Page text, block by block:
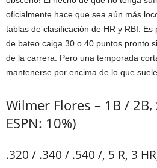
oficialmente hace que sea aún más
tablas de clasificación de HR y RBI.
de bateo caiga 30 o 40 puntos pronto
de la carrera. Pero una temporada
mantenerse por encima de lo que
Wilmer Flores – 1B / 2B,
ESPN: 10%)
.320 / .340 / .540 /, 5 R, 3